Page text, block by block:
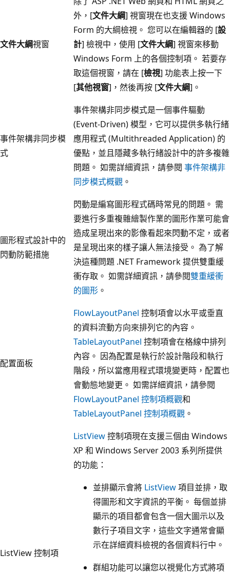
文件大綱視窗
外，[文件大綱] 視窗現在也支援 Windows
Form 的大綱檢視。 您可以在編輯器的 [設
計] 檢視中，使用 [文件大綱] 視窗來移動
Windows Form 上的各個控制項。 若要存
取這個視窗，請在 [檢視] 功能表上按一下
[其他視窗]，然後再按 [文件大綱]。
事件架構非同步模
式
事件架構非同步模式是一個事件驅動
(Event-Driven) 模型，它可以提供多執行緒
應用程式 (Multithreaded Application) 的
優點，並且隱藏多執行緒設計中的許多複雜
問題。 如需詳細資訊，請參閱 事件架構非
同步模式概觀 。
圖形程式設計中的
閃動防範措施
閃動是編寫圖形程式碼時常見的問題。 需
要進行多重複雜繪製作業的圖形作業可能會
造成呈現出來的影像看起來閃動不定，或者
是呈現出來的樣子讓人無法接受。 為了解
決這種問題 .NET Framework 提供雙重緩
衝存取。 如需詳細資訊，請參閱雙重緩衝
的圖形 。
配置面板
FlowLayoutPanel 控制項會以水平或垂直
的資料流動方向來排列它的內容。
TableLayoutPanel 控制項會在格線中排列
內容。 因為配置是執行於設計階段和執行
階段，所以當應用程式環境變更時，配置也
會動態地變更。 如需詳細資訊，請參閱
FlowLayoutPanel 控制項概觀和
TableLayoutPanel 控制項概觀 。
ListView 控制項
ListView控制項現在支援三個由 Windows
XP 和 Windows Server 2003 系列所提供
的功能：
並排顯示會將 ListView項目並排，取
得圖形和文字資訊的平衡。 每個並排
顯示的項目都會包含一個大圖示以及
數行子項目文字，這些文字通常會顯
示在詳細資料檢視的各個資料行中。
群組功能可以讓您以視覺化方式將項